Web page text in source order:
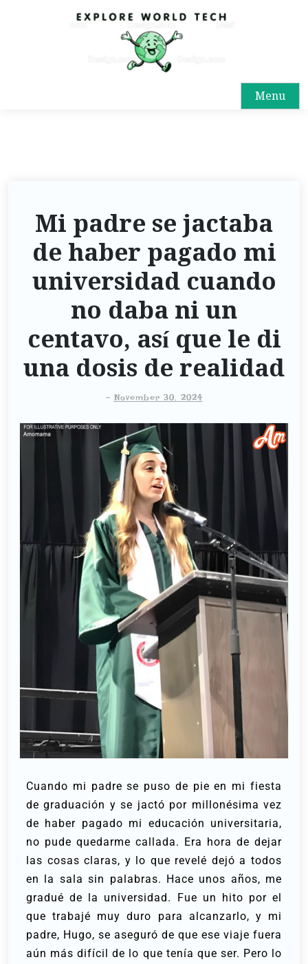
Menu
Mi padre se jactaba
de haber pagado mi
universidad cuando
no daba ni un
centavo, así que le di
una dosis de realidad
- November 30, 2024
Cuando mi padre se puso de pie en mi fiesta
de graduación y se jactó por millonésima vez
de haber pagado mi educación universitaria,
no pude quedarme callada. Era hora de dejar
las cosas claras, y lo que revelé dejó a todos
en la sala sin palabras. Hace unos años, me
gradué de la universidad. Fue un hito por el
que trabajé muy duro para alcanzarlo, y mi
padre, Hugo, se aseguró de que ese viaje fuera
aún más difícil de lo que tenía que ser. Pero lo